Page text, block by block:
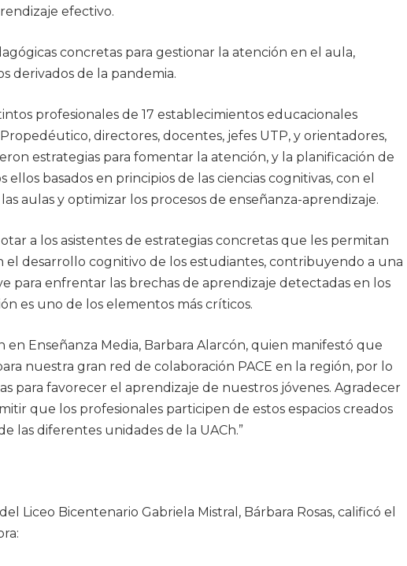
efectivo.
concretas para gestionar la atención en el aula,
derivados de la pandemia.
profesionales de 17 establecimientos educacionales
directores, docentes, jefes UTP, y orientadores,
estrategias para fomentar la atención, y la planificación de
basados en principios de las ciencias cognitivas, con el
aulas y optimizar los procesos de enseñanza-aprendizaje.
a los asistentes de estrategias concretas que les permitan
el desarrollo cognitivo de los estudiantes, contribuyendo a una
para enfrentar las brechas de aprendizaje detectadas en los
es uno de los elementos más críticos.
en Enseñanza Media, Barbara Alarcón, quien manifestó que
nuestra gran red de colaboración PACE en la región, por lo
para favorecer el aprendizaje de nuestros jóvenes. Agradecer
que los profesionales participen de estos espacios creados
las diferentes unidades de la UACh.”
Liceo Bicentenario Gabriela Mistral, Bárbara Rosas, calificó el